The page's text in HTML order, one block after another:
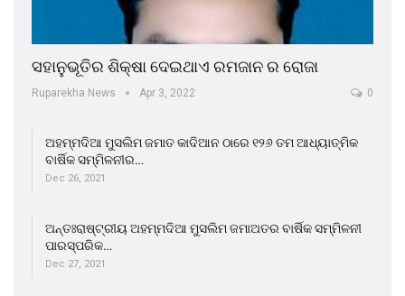
ସହାନୁଭୂତିର ଶିକ୍ଷା ଦେଇଥାଏ ରମଜାନ ର ରୋଜା
Ruparekha News Apr 3, 2022 0
ଅହମ୍ମଦିଆ ମୁସଲିମ ଜମାତ କାଦିଆନ ଠାରେ ୧୨୬ ତମ ଆଧ୍ୟାତ୍ମିକ
ବାର୍ଷିକ ସମ୍ମିଳନୀର…
Dec 26, 2021
ଅନ୍ତଃରାଷ୍ଟ୍ରୀୟ ଅହମ୍ମଦିଆ ମୁସଲିମ ଜମାଅତର ବାର୍ଷିକ ସମ୍ମିଳନୀ
ପାରସ୍ପରିକ…
Dec 27, 2021